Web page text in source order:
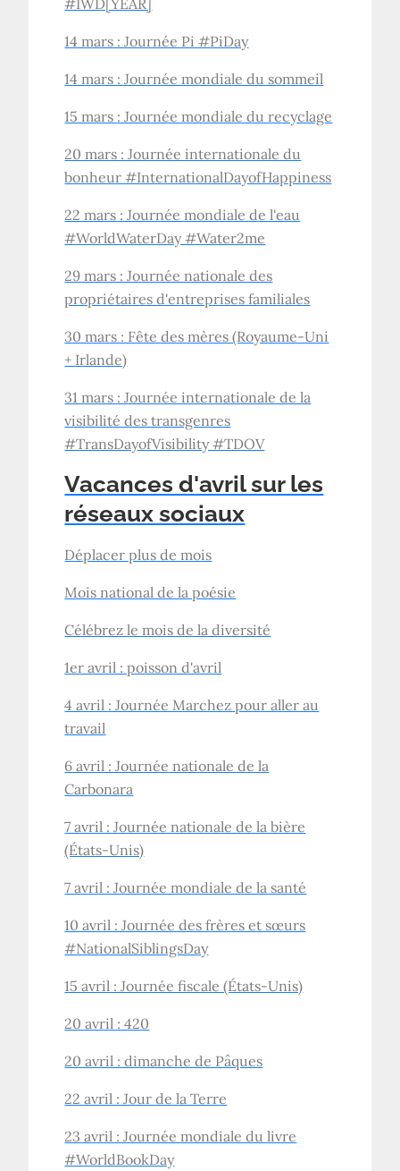
14 mars : Journée Pi #PiDay
14 mars : Journée mondiale du sommeil
15 mars : Journée mondiale du recyclage
20 mars : Journée internationale du
bonheur #InternationalDayofHappiness
22 mars : Journée mondiale de l'eau
#WorldWaterDay #Water2me
29 mars : Journée nationale des
propriétaires d'entreprises familiales
30 mars : Fête des mères (Royaume-Uni
+ Irlande)
31 mars : Journée internationale de la
visibilité des transgenres
#TransDayofVisibility #TDOV
Vacances d'avril sur les
réseaux sociaux
Déplacer plus de mois
Mois national de la poésie
Célébrez le mois de la diversité
1er avril : poisson d'avril
4 avril : Journée Marchez pour aller au
travail
6 avril : Journée nationale de la
Carbonara
7 avril : Journée nationale de la bière
(États-Unis)
7 avril : Journée mondiale de la santé
10 avril : Journée des frères et sœurs
#NationalSiblingsDay
15 avril : Journée fiscale (États-Unis)
20 avril : 420
20 avril : dimanche de Pâques
22 avril : Jour de la Terre
23 avril : Journée mondiale du livre
#WorldBookDay